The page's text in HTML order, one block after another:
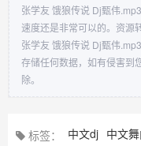
张学友 饿狼传说 Dj甄伟
速度还是非常可以的。资源
张学友 饿狼传说 Dj甄伟
存储任何数据，如有侵害到
除。
标签： 中文dj 中文